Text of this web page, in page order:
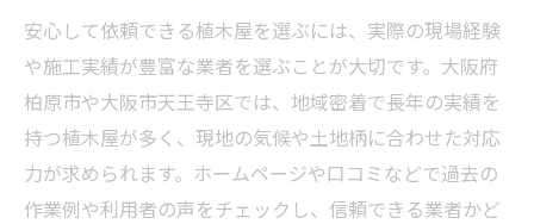
安心して依頼できる植木屋を選ぶには、実際の現場経験
や施工実績が豊富な業者を選ぶことが大切です。大阪府
柏原市や大阪市天王寺区では、地域密着で長年の実績を
持つ植木屋が多く、現地の気候や土地柄に合わせた対応
力が求められます。ホームページや口コミなどで過去の
作業例や利用者の声をチェックし、信頼できる業者かど